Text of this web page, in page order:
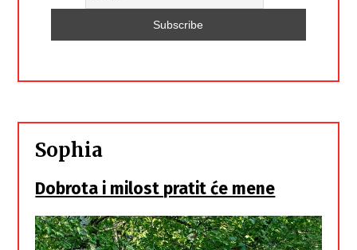
Sophia
Dobrota i milost pratit će mene